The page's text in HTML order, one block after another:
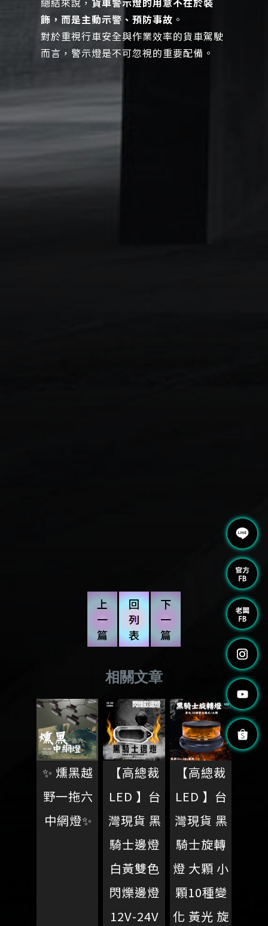
飾，而是主動示警、預防事故 。
對於重視行車安全與作業效率的貨車駕駛
而言，警示燈是不可忽視的重要配備。
上
一
篇
回
列
表
下
一
篇
✨ 燻黑越
野一拖六
中網燈✨
【高總裁
LED 】台
灣現貨 黑
騎士邊燈
白黃雙色
閃爍邊燈
12V-24V
【高總裁
LED 】台
灣現貨 黑
騎士旋轉
燈 大顆 小
顆10種變
化 黃光 旋